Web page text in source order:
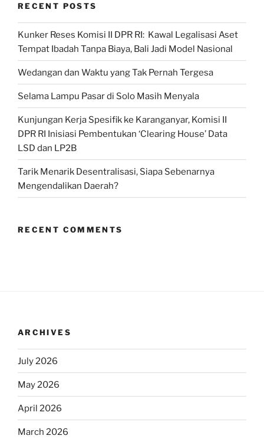
RECENT POSTS
Kunker Reses Komisi II DPR RI: Kawal Legalisasi Aset
Tempat Ibadah Tanpa Biaya, Bali Jadi Model Nasional
Wedangan dan Waktu yang Tak Pernah Tergesa
Selama Lampu Pasar di Solo Masih Menyala
Kunjungan Kerja Spesifik ke Karanganyar, Komisi II
DPR RI Inisiasi Pembentukan ‘Clearing House’ Data
LSD dan LP2B
Tarik Menarik Desentralisasi, Siapa Sebenarnya
Mengendalikan Daerah?
RECENT COMMENTS
ARCHIVES
July 2026
May 2026
April 2026
March 2026